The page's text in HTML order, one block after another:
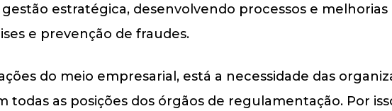
estratégica, desenvolvendo processos e
e prevenção de fraudes.
do meio empresarial, está a necessidade das
todas as posições dos órgãos de regulamentação. Por